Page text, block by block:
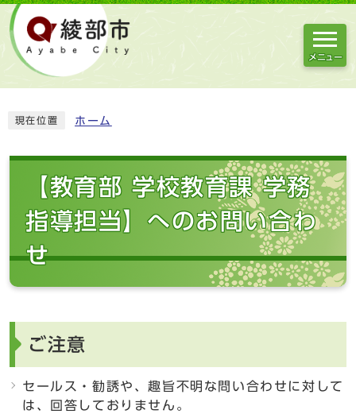
メニュー
現在位置 ホーム
【教育部 学校教育課 学務
指導担当】へのお問い合わ
せ
ご注意
セールス・勧誘や、趣旨不明な問い合わせに対して
は、回答しておりません。